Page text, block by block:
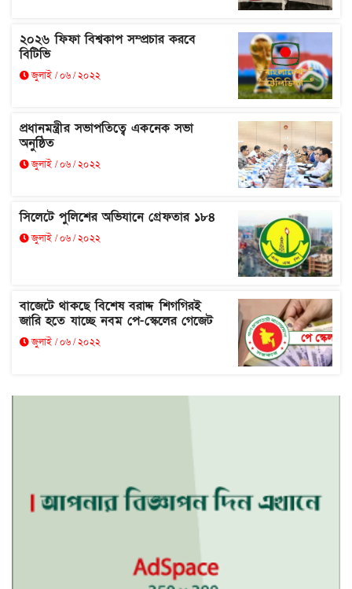
২০২৬ ফিফা বিশ্বকাপ সম্প্রচার করবে
বিটিভি
জুলাই / ০৬ / ২০২২
প্রধানমন্ত্রীর সভাপতিত্বে একনেক সভা
অনুষ্ঠিত
জুলাই / ০৬ / ২০২২
সিলেটে পুলিশের অভিযানে গ্রেফতার ১৮৪
জুলাই / ০৬ / ২০২২
বাজেটে থাকছে বিশেষ বরাদ্দ শিগগিরই
জারি হতে যাচ্ছে নবম পে-স্কেলের গেজেট
জুলাই / ০৬ / ২০২২